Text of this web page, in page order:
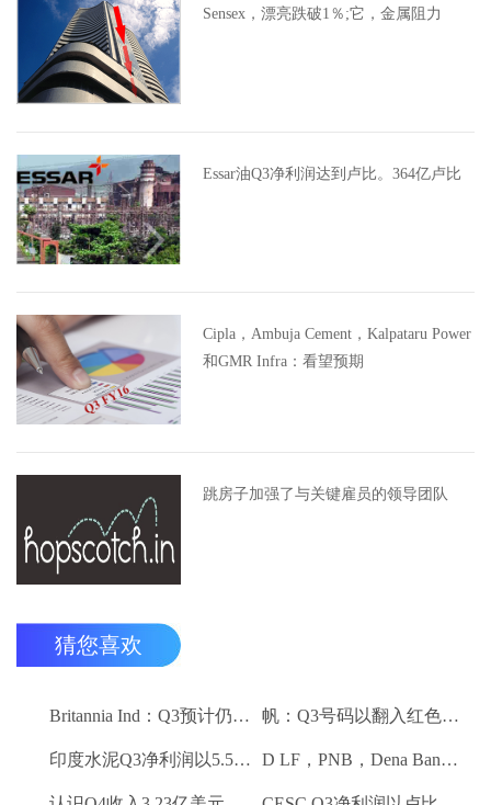
Sensex，漂亮跌破1％;它，金属阻力
Essar油Q3净利润达到卢比。364亿卢比
Cipla，Ambuja Cement，Kalpataru Power
和GMR Infra：看望预期
跳房子加强了与关键雇员的领导团队
猜您喜欢
Britannia Ind：Q3预计仍然保持强劲 帆：Q3号码以翻入红色领域
印度水泥Q3净利润以5.5卢比;销量下降10.3％ D LF，PNB，Dena Bank达到52周低